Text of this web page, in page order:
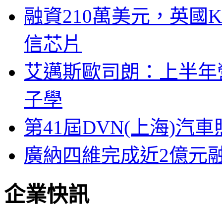
融資210萬美元，英國
信芯片
艾邁斯歐司朗：上半
子學
第41屆DVN(上海)汽
廣納四維完成近2億元
企業快訊